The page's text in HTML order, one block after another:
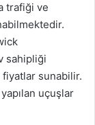
trafiği ve
sahipliği
fiyatlar sunabilir.
uçuşlar